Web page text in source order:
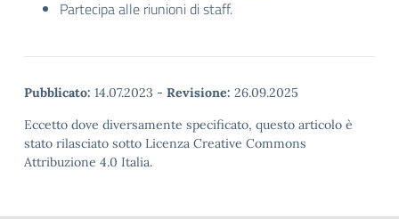
Partecipa alle riunioni di staff.
Pubblicato: 14.07.2023 - Revisione: 26.09.2025
Eccetto dove diversamente specificato, questo articolo è
stato rilasciato sotto Licenza Creative Commons
Attribuzione 4.0 Italia.